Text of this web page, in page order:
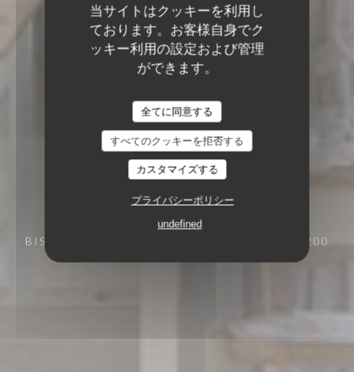
当サイトはクッキーを利用し
ております。お客様自身でク
ッキー利用の設定および管理
ができます。
全てに同意する
すべてのクッキーを拒否する
カスタマイズする
プライバシーポリシー
undefined
BISTRONOMIQUE
39 RUE DES ARÈNES 13200